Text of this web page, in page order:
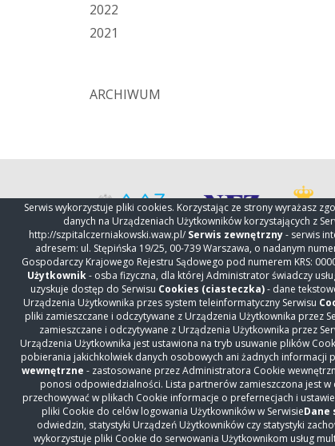
2022
2021
ARCHIWUM
KONTAKT
Szpital Czerniakowski sp. z o. o.
ul. Stępińska 19/25
00-739 Warszawa
Centrala+48 22 31 86 000
Rejestracja Oddziały+48 22 31 86 306
Rejestracja Przychodnia +48 22 15
01 860
Warszawskie Centrum
Z
Z
Serwis wykorzystuje pliki cookies. Korzystając ze strony wyrażasz
danych na Urządzeniach Użytkowników korzystających z
http://szpitalczerniakowski.waw.pl/ Serwis zewnętrzny- serwis
adresem: ul. Stępińska 19/25, 00-739 Warszawa, o nadanym
Gospodarczy Krajowego Rejestru Sądowego pod numerem KRS:
Użytkownik- osba fizyczna, dla której Administrator świadczy
uzyskuje dostęp do Serwisu Cookies (ciasteczka)- dane
Urządzenia Użytkownika przes system teleinformatyczny Serwisu
pliki zamieszczane i odczytywane z Urządzenia Użytkownika przez
zamieszczane i odczytywane z Urządzenia Użytkownika przez
Urządzenia Użytkownika jest ustawiona na tryb usuwanie plików
pobierania jakichkolwiek danych osobowych ani żadnych informacji
wewnętrzne - zastosowane przez Administratora Cookie
ponosi odpowiedzialności. Lista partnerów zamieszczona jest
przechowywać w plikach Cookie informacje o prefernecjach i
pliki Cookie do celów logowania Użytkowników w SerwisieDane
odwiedzin, statystyki Urządzeń Użytkowników czy statystyki
wykorzystuje pliki Cookie do serwowania Użytkownikom usług